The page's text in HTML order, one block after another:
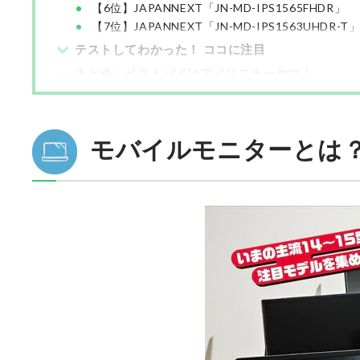
【6位】JAPANNEXT「JN-MD-IPS1565FHDR」
【7位】JAPANNEXT「JN-MD-IPS1563UHDR-T」
テストしてわかった！ ココに注目
モバイルモニターとは